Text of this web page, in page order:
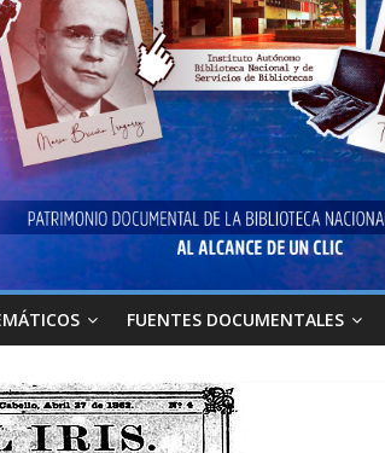
FUENTES DOCUMENTALES